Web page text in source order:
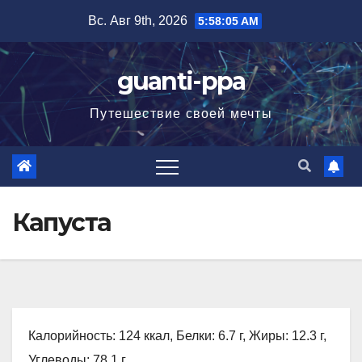
содержимому
Вс. Авг 9th, 2026 5:58:07 AM
guanti-ppa
Путешествие своей мечты
Капуста
Калорийность: 124 ккал, Белки: 6.7 г, Жиры: 12.3 г,